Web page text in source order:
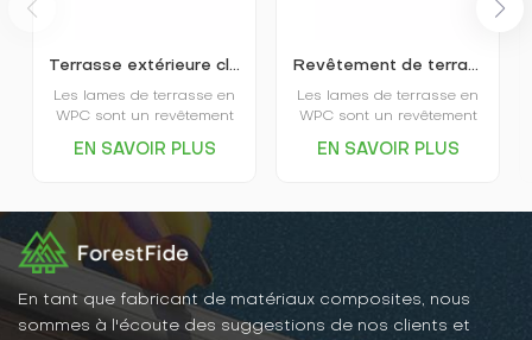
Terrasse extérieure classique creuse en composite bois-plastique K25-150
Les lames de terrasse en
WPC sont un revêtement
d'excellentes
grande stabilité, une
résistance à l'usure, un
gain de temps et de main-
d'œuvre, une esthétique
soignée et bien d'autres
avantages. Elles
EN SAVOIR PLUS
Revêtement de terrasse extérieur WPC à pores carrés K25-150
Les lames de terrasse en
WPC sont un revêtement
d'excellentes
soignée et bien d'autres
avantages. Elles
EN SAVOIR PLUS
En tant que fabricant de matériaux composites, nous
sommes à l'écoute des suggestions de nos clients et